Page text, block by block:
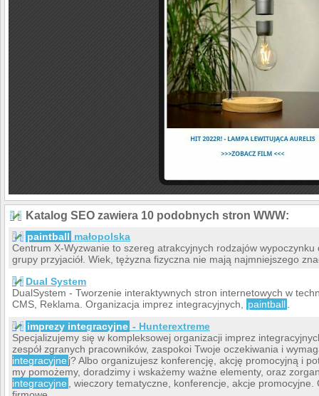
Katalog SEO zawiera 10 podobnych stron WWW:
paintball małopolska
Centrum X-Wyzwanie to szereg atrakcyjnych rodzajów wypoczynku
grupy przyjaciół. Wiek, tężyzna fizyczna nie mają najmniejszego
Dual System
DualSystem - Tworzenie interaktywnych stron internetowych w
CMS, Reklama. Organizacja imprez integracyjnych,
paintball
imprezy integracyjne - Hunterextreme
Specjalizujemy się w kompleksowej organizacji imprez
zespół zgranych pracowników, zaspokoi Twoje oczekiwania i
integracyjne j? Albo organizujesz konferencję, akcję promocyjną i
my pomożemy, doradzimy i wskażemy ważne elementy, oraz
integracyjne
, wieczory tematyczne, konferencje, akcje